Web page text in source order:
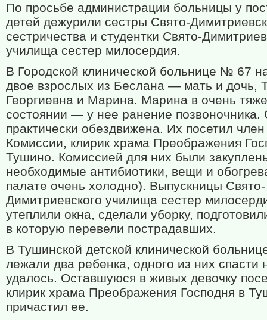
По просьбе администрации больницы у
детей дежурили сестры Свято-
сестричества и студентки Свято-
училища сестер милосердия.
В Городской клинической больнице № 67
двое взрослых из Беслана — мать и дочь,
Георгиевна и Марина. Марина в очень
состоянии — у нее ранение позвоночника.
практически обездвижена. Их посетил член
Комиссии, клирик храма Преображения
Тушино. Комиссией для них были
необходимые антибиотики, вещи и
палате очень холодно). Выпускницы Свято-
Димитриевского училища сестер
утеплили окна, сделали уборку,
в которую перевели пострадавших.
В Тушинской детской клинической
лежали два ребенка, одного из них спасти
удалось. Оставшуюся в живых девочку
клирик храма Преображения Господня в
причастил ее.